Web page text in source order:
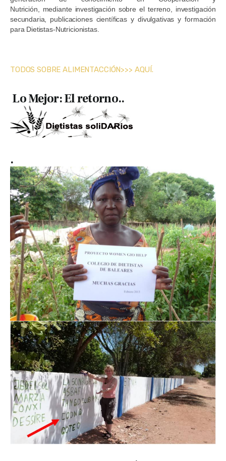
Nutrición, mediante investigación sobre el terreno, investigación
secundaria, publicaciones científicas y divulgativas y formación
para Dietistas-Nutricionistas.
TODOS SOBRE ALIMENTACCIÓN>>> AQUÍ.
Lo Mejor: El retorno..
.